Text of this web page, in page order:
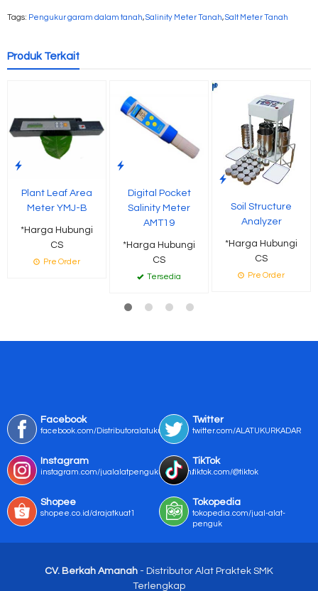
Tags: Pengukur garam dalam tanah,Salinity Meter Tanah,Salt Meter Tanah
Produk Terkait
Plant Leaf Area
Meter YMJ-B
*Harga Hubungi
CS
Pre Order
Digital Pocket
Salinity Meter
AMT19
*Harga Hubungi
CS
Tersedia
Soil Structure
Analyzer
*Harga Hubungi
CS
Pre Order
Facebook
facebook.com/Distributoralatukur
Twitter
twitter.com/ALATUKURKADAR
Instagram
instagram.com/jualalatpengukurmurah/
TikTok
tiktok.com/@tiktok
Shopee
shopee.co.id/drajatkuat1
Tokopedia
tokopedia.com/jual-alat-
penguk
CV. Berkah Amanah - Distributor Alat Praktek SMK
Terlengkap